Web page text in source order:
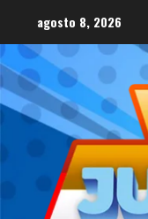
contenido
agosto 8, 2026